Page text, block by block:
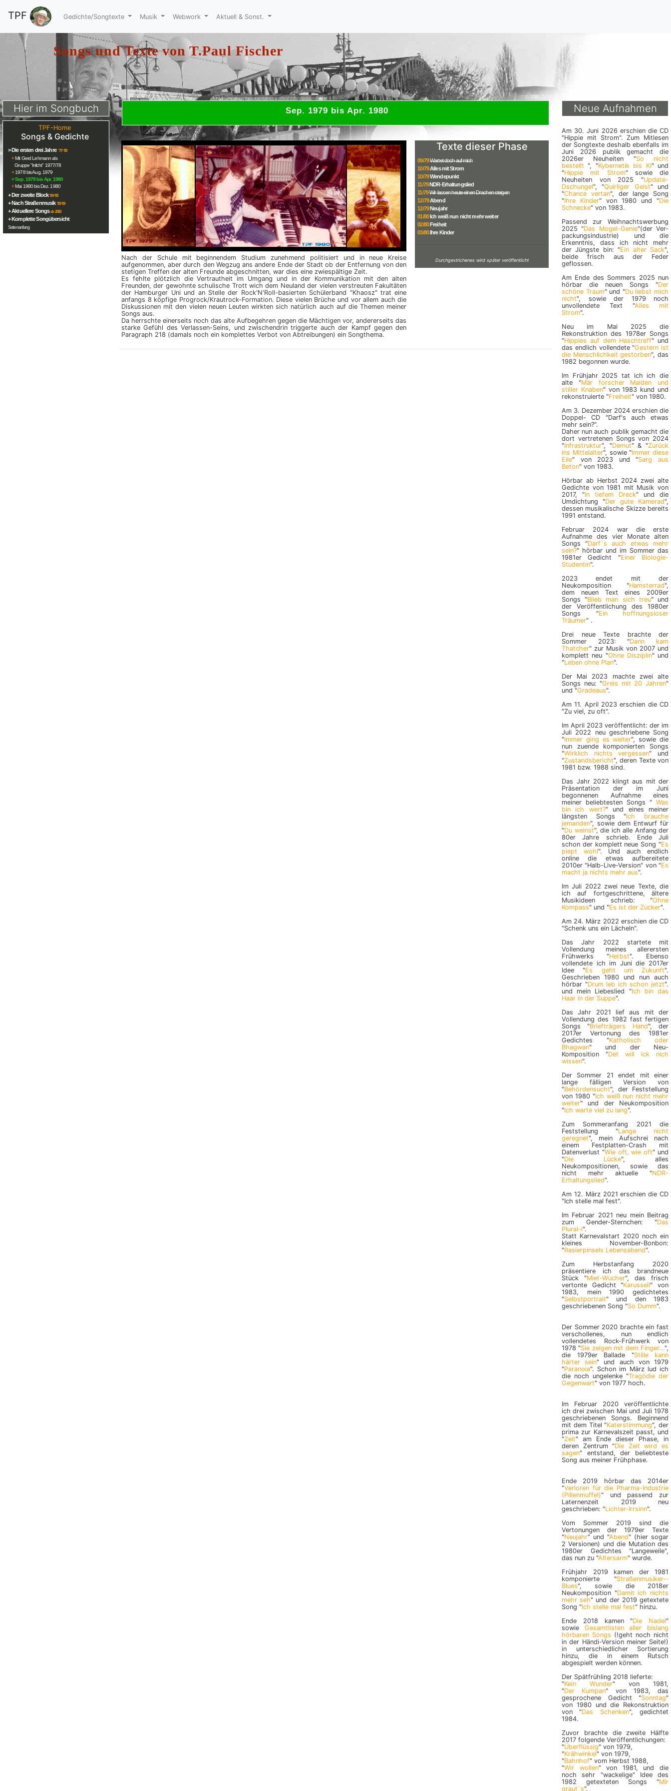
TPF Gedichte/Songtexte Musik Webwork Aktuell & Sonst.
Songs und Texte von T.Paul Fischer
Sep. 1979 bis Apr. 1980
Nach der Schule mit beginnendem Studium zunehmend politisiert und in neue Kreise
aufgenommen, aber durch den Wegzug ans andere Ende der Stadt ob der Entfernung von den
stetigen Treffen der alten Freunde abgeschnitten, war dies eine zwiespältige Zeit.
Es fehlte plötzlich die Vertrautheit im Umgang und in der Kommunikation mit den alten
Freunden, der gewohnte schulische Trott wich dem Neuland der vielen verstreuten Fakultäten
der Hamburger Uni und an Stelle der Rock'N'Roll-basierten Schülerband "Khaosz" trat eine
anfangs 8 köpfige Progrock/Krautrock-Formation. Diese vielen Brüche und vor allem auch die
Diskussionen mit den vielen neuen Leuten wirkten sich natürlich auch auf die Themen meiner
Songs aus.
Da herrschte einerseits noch das alte Aufbegehren gegen die Mächtigen vor, andererseits das
starke Gefühl des Verlassen-Seins, und zwischendrin triggerte auch der Kampf gegen den
Paragraph 218 (damals noch ein komplettes Verbot von Abtreibungen) ein Songthema.
Texte dieser Phase
09/79Wartet doch auf mich
10/79Alles mit Strom
10/79Wendepunkt
11/79NDR-Erhaltungslied
11/79Wir lassen heute einen Drachen steigen
12/79Abend
12/79Neujahr
01/80Ich weiß nun nicht mehr weiter
02/80Freiheit
03/80Ihre Kinder
Durchgestrichenes wird später veröffentlicht
Neue Aufnahmen
Am 30. Juni 2026 erschien die CD
"Hippie mit Strom". Zum Mitlesen
der Songtexte deshalb ebenfalls im
Juni 2026 publik gemacht die
2026er Neuheiten "So nicht
bestellt ", "Kybernetik bis KI" und
"Hippie mit Strom" sowie die
Neuheiten von 2025 "Update-
Dschungel", "Quirliger Geist" und
"Chance vertan", der lange Song
"Ihre Kinder" von 1980 und "Die
Schnecke" von 1983.
Passend zur Weihnachtswerbung
2025 "Das Mogel-Genie"(der Ver­
packungs­in­dus­trie) und die
Erkenntnis, dass ich nicht mehr
der Jüngste bin: "Ein alter Sack",
beide frisch aus der Feder
geflossen.
Am Ende des Sommers 2025 nun
hörbar die neuen Songs "Der
schöne Traum" und "Du liebst mich
nicht", sowie der 1979 noch
unvollendete Text "Alles mit
Strom".
Neu im Mai 2025 die
Rekonstruktion des 1978er Songs
"Hippies auf dem Haschtreff" und
das endlich vollendete "Gestern ist
die Menschlichkeit gestorben", das
1982 begonnen wurde.
Im Frühjahr 2025 tat ich ich die
alte "Mär forscher Maiden und
stiller Knaben" von 1983 kund und
rekonstruierte "Freiheit" von 1980.
Am 3. Dezember 2024 erschien die
Doppel- CD "Darf's auch etwas
mehr sein?".
Daher nun auch publik gemacht die
dort vertretenen Songs von 2024
"Infrastruktur", "Demut" & "Zurück
ins Mittelalter", sowie "Immer diese
Eile" von 2023 und "Sarg aus
Beton" von 1983.
Hörbar ab Herbst 2024 zwei alte
Gedichte von 1981 mit Musik von
2017, "In tiefem Dreck" und die
Umdichtung "Der gute Kamerad",
dessen musikalische Skizze bereits
1991 entstand.
Februar 2024 war die erste
Aufnahme des vier Monate alten
Songs "Darf`s auch etwas mehr
sein?" hörbar und im Sommer das
1981er Gedicht "Einer Biologie-
Studentin".
2023 endet mit der
Neukomposition "Hamsterrad",
dem neuen Text eines 2009er
Songs "Blieb man sich treu" und
der Veröffentlichung des 1980er
Songs "Ein hoffnungsloser
Träumer" .
Drei neue Texte brachte der
Sommer 2023: "Dann kam
Thatcher" zur Musik von 2007 und
komplett neu "Ohne Disziplin" und
"Leben ohne Plan".
Der Mai 2023 machte zwei alte
Songs neu: "Greis mit 20 Jahren"
und "Gradeaus".
Am 11. April 2023 erschien die CD
"Zu viel, zu oft".
Im April 2023 veröffentlicht: der im
Juli 2022 neu geschriebene Song
"Immer ging es weiter", sowie die
nun zuende komponierten Songs
"Wirklich nichts vergessen" und
"Zustandsbericht", deren Texte von
1981 bzw. 1988 sind.
Das Jahr 2022 klingt aus mit der
Präsentation der im Juni
begonnenen Aufnahme eines
meiner beliebtesten Songs " Was
bin ich wert?" und eines meiner
längsten Songs "Ich brauche
jemanden", sowie dem Entwurf für
"Du weinst", die ich alle Anfang der
80er Jahre schrieb. Ende Juli
schon der komplett neue Song "Es
piept wohl". Und auch endlich
online die etwas aufbereitete
2010er "Halb-Live-Version" von "Es
macht ja nichts mehr aus".
Im Juli 2022 zwei neue Texte, die
ich auf fortgeschrittene, ältere
Musikideen schrieb: "Ohne
Kompass" und "Es ist der Zucker".
Am 24. März 2022 erschien die CD
"Schenk uns ein Lächeln".
Das Jahr 2022 startete mit
Vollendung meines allerersten
Frühwerks "Herbst". Ebenso
vollendete ich im Juni die 2017er
Idee "Es geht um Zukunft".
Geschrieben 1980 und nun auch
hörbar "Drum leb ich schon jetzt".
und mein Liebeslied "Ich bin das
Haar in der Suppe".
Das Jahr 2021 lief aus mit der
Vollendung des 1982 fast fertigen
Songs "Briefträgers Hand", der
2017er Vertonung des 1981er
Gedichtes "Katholisch oder
Bhagwan" und der Neu-
Komposition "Det will ick nich
wissen".
Der Sommer 21 endet mit einer
lange fälligen Version von
"Behördensucht", der Feststellung
von 1980 "Ich weiß nun nicht mehr
weiter" und der Neukomposition
"Ich warte viel zu lang".
Zum Sommeranfang 2021 die
Feststellung "Lange nicht
geregnet", mein Aufschrei nach
einem Festplatten-Crash mit
Datenverlust "Wie oft, wie oft" und
"Die Lücke", alles
Neukompositionen, sowie das
nicht mehr aktuelle "NDR-
Erhaltungslied".
Am 12. März 2021 erschien die CD
"Ich stelle mal fest".
Im Februar 2021 neu mein Beitrag
zum Gender-Sternchen: "Das
Plural-i".
Statt Karnevalstart 2020 noch ein
kleines November-Bonbon:
"Rasierpinsels Lebensabend".
Zum Herbstanfang 2020
präsentiere ich das brandneue
Stück "Miet-Wucher", das frisch
vertonte Gedicht "Karussell" von
1983, mein 1990 gedichtetes
"Selbstportrait" und den 1983
geschrie­benen Song "So Dumm".
Der Sommer 2020 brachte ein fast
verschollenes, nun endlich
vollendetes Rock-Frühwerk von
1978 "Sie zeigen mit dem Finger...",
die 1979er Ballade "Stille kann
härter sein" und auch von 1979
"Paranoia". Schon im März lud ich
die noch ungelenke "Tragödie der
Gegenwart" von 1977 hoch.
Im Februar 2020 veröffentlichte
ich drei zwischen Mai und Juli 1978
geschriebenen Songs. Beginnend
mit dem Titel "Katerstimmung", der
prima zur Karnevalszeit passt, und
"Zeit" am Ende dieser Phase, in
deren Zentrum "Die Zeit wird es
sagen" entstand, der beliebteste
Song aus meiner Frühphase.
Ende 2019 hörbar das 2014er
"Verloren für die Pharma-Industrie
(Pillenmuffel)" und passend zur
Laternenzeit 2019 neu
geschrieben: "Lichter-Irrsinn".
Vom Sommer 2019 sind die
Vertonungen der 1979er Texte
"Neujahr" und "Abend" (hier sogar
2 Versionen) und die Mutation des
1980er Gedichtes "Langeweile",
das nun zu "Altersarm" wurde.
Frühjahr 2019 kamen der 1981
komponierte "Straßen­musiker-­
Blues", sowie die 2018er
Neukomposition "Damit ich nichts
mehr seh" und der 2019 getextete
Song "Ich stelle mal fest" hinzu.
Ende 2018 kamen "Die Nadel"
sowie Gesamtlisten aller bislang
hörbaren Songs (!geht noch nicht
in der Händi-Version meiner Seite!)
in unterschiedlicher Sortierung
hinzu, die in einem Rutsch
abgespielt werden können.
Der Spätfrühling 2018 lieferte:
"Kein Wunder" von 1981,
"Der Kumpan" von 1983, das
gesprochene Gedicht "Sonntag"
von 1980 und die Rekonstruktion
von "Das Schenken", gedichtet
1984.
Zuvor brachte die zweite Hälfte
2017 folgende Veröffentlichungen:
"Überflüssig" von 1979,
"Krähwinkel" von 1979,
"Bahnhof" vom Herbst 1988,
"Wir wollen" von 1981, und die
noch sehr "wackelige" Idee des
1982 getexteten Songs "Mir
graut`s".
Hier im Songbuch
TPF-Home
Songs & Gedichte
> Die ersten drei Jahre '77-'80
+Mit Gerd Lehmann als
Gruppe "Irrlicht" 1977/78
+1978 bis Aug. 1979
>Sep. 1979 bis Apr. 1980
+Mai 1980 bis Dez. 1980
+ Der zweite Block '80-'83
+ Nach Straßenmusik '83-'09
+ Aktuellere Songs ab 2010
+ Komplette Songübersicht
Seitenanfang